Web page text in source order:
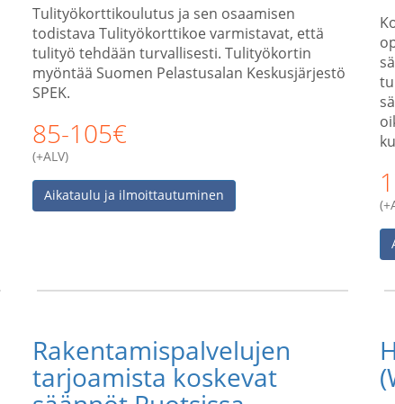
Tulityökorttikoulutus ja sen osaamisen
todistava Tulityökorttikoe varmistavat, että
tulityö tehdään turvallisesti. Tulityökortin
myöntää Suomen Pelastusalan Keskusjärjestö
SPEK.
85-105€
(+ALV)
Aikataulu ja ilmoittautuminen
Rakentamispalvelujen
tarjoamista koskevat